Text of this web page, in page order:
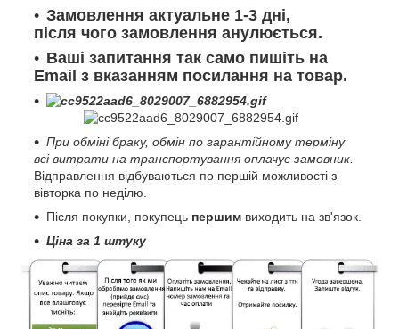
Замовлення актуальне 1-3 дні,
після чого замовлення анулюється.
Ваші запитання так само пишіть на
Email з вказанням посилання на товар.
При обміні браку, обмін по гарантійному терміну
всі витрати на транспортування оплачує замовник.
Відправлення відбуваються по першій можливості з
вівторка по неділю.
Після покупки, покупець першим виходить на зв'язок.
Ціна за 1 штуку